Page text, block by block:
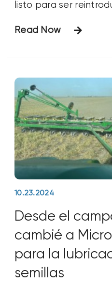
listo para ser
nuestro nombre de
Read Now
10.23.2024
Desde el
cambié a
para la
semillas